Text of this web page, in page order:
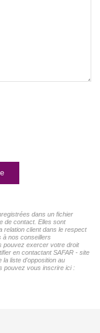
dans un fichier
de contact. Elles sont
relation client dans le respect
à nos conseillers
pouvez exercer votre droit
en contactant SAFAR - site
liste d'opposition au
pouvez vous inscrire ici :